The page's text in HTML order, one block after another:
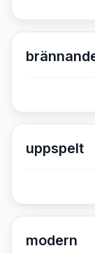
uppspelt
modern